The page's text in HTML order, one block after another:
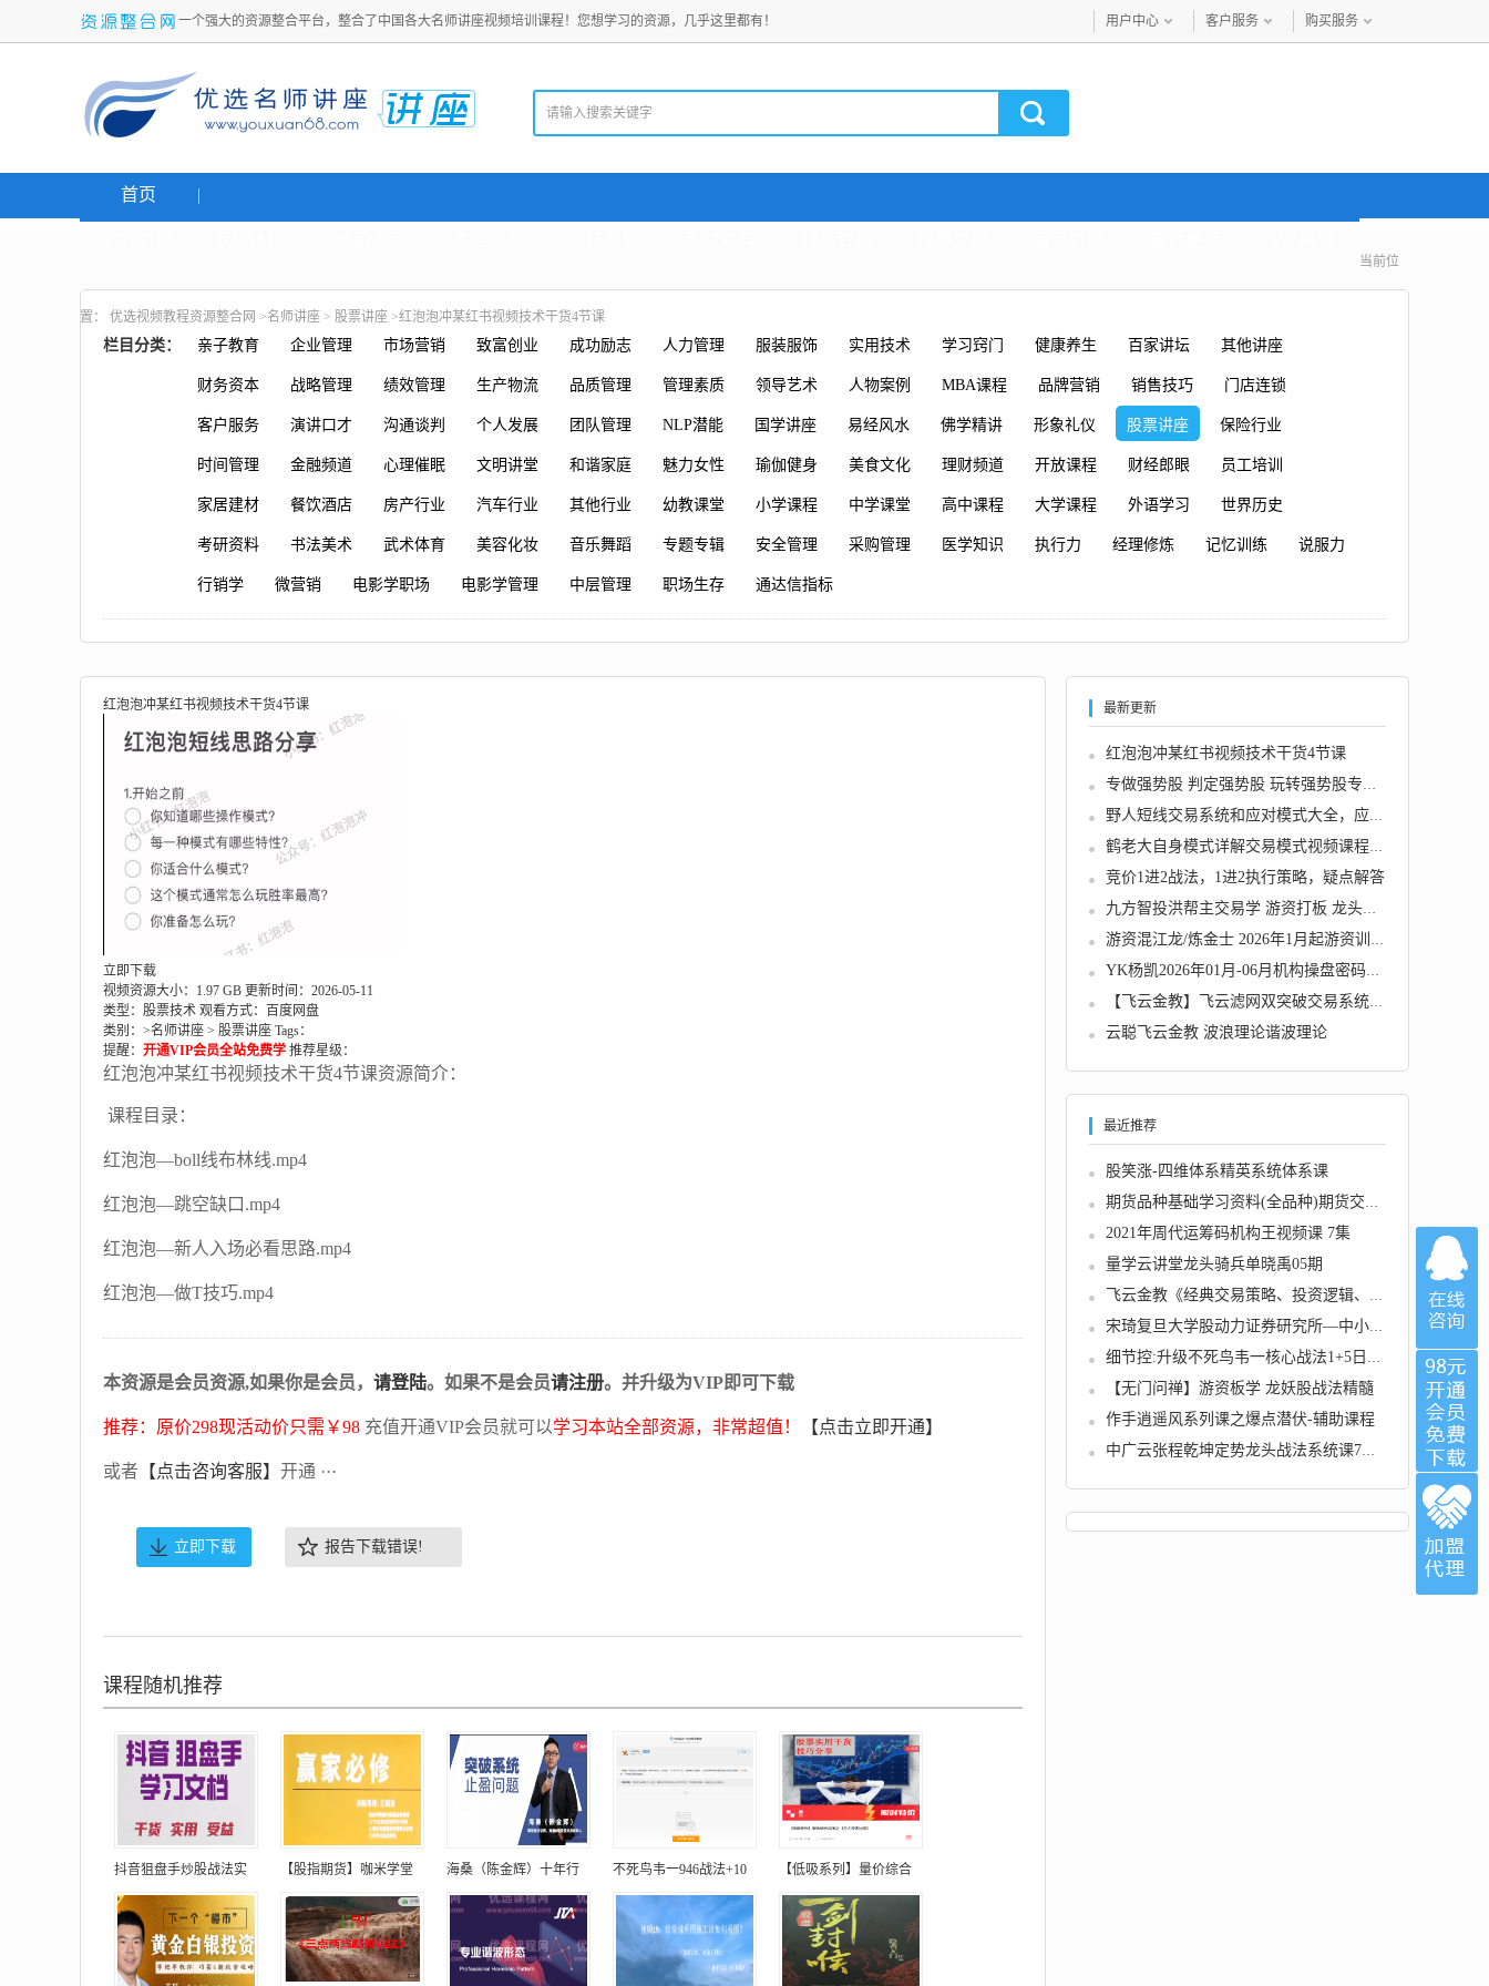
一个强大的资源整合平台，整合了中国各大名师讲座视频培训课程！您想学习的资源，几乎这里都有！ 用户中心 客户服务 购买服务
首页
当前位
置： 优选视频教程资源整合网 >名师讲座 > 股票讲座 >红泡泡冲某红书视频技术干货4节课
栏目分类： 亲子教育 企业管理 市场营销 致富创业 成功励志 人力管理 服装服饰 实用技术 学习窍门 健康养生 百家讲坛 其他讲座
财务资本 战略管理 绩效管理 生产物流 品质管理 管理素质 领导艺术 人物案例 MBA课程 品牌营销 销售技巧 门店连锁
客户服务 演讲口才 沟通谈判 个人发展 团队管理 NLP潜能 国学讲座 易经风水 佛学精讲 形象礼仪 股票讲座 保险行业
时间管理 金融频道 心理催眠 文明讲堂 和谐家庭 魅力女性 瑜伽健身 美食文化 理财频道 开放课程 财经郎眼 员工培训
家居建材 餐饮酒店 房产行业 汽车行业 其他行业 幼教课堂 小学课程 中学课堂 高中课程 大学课程 外语学习 世界历史
考研资料 书法美术 武术体育 美容化妆 音乐舞蹈 专题专辑 安全管理 采购管理 医学知识 执行力 经理修炼 记忆训练 说服力
行销学 微营销 电影学职场 电影学管理 中层管理 职场生存 通达信指标
红泡泡冲某红书视频技术干货4节课
立即下载
视频资源大小：1.97 GB 更新时间：2026-05-11
类型：股票技术 观看方式：百度网盘
类别：>名师讲座 > 股票讲座 Tags：
提醒： 开通VIP会员全站免费学 推荐星级：
红泡泡冲某红书视频技术干货4节课资源简介：
课程目录：
红泡泡—boll线布林线.mp4
红泡泡—跳空缺口.mp4
红泡泡—新人入场必看思路.mp4
红泡泡—做T技巧.mp4
本资源是会员资源,如果你是会员， 请登陆。如果不是会员请注册。并升级为VIP即可下载
推荐：原价298现活动价只需￥98 充值开通VIP会员就可以学习本站全部资源，非常超值！ 【点击立即开通】
或者 【点击咨询客服】 开通 ···
立即下载 报告下载错误!
课程随机推荐
抖音狙盘手炒股战法实 【股指期货】咖米学堂 海桑（陈金辉）十年行 不死鸟韦一946战法+10 【低吸系列】量价综合
最新更新
红泡泡冲某红书视频技术干货4节课
专做强势股 判定强势股 玩转强势股专题合集
野人短线交易系统和应对模式大全，应对各种盘...
鹤老大自身模式详解交易模式视频课程2025
竞价1进2战法，1进2执行策略，疑点解答
九方智投洪帮主交易学 游资打板 龙头战法 情绪...
游资混江龙/炼金士 2026年1月起游资训练营 龙...
YK杨凯2026年01月-06月机构操盘密码操盘策略提...
【飞云金教】飞云滤网双突破交易系统（13种高...
云聪飞云金教 波浪理论谐波理论
最近推荐
股笑涨-四维体系精英系统体系课
期货品种基础学习资料(全品种)期货交易手册
2021年周代运筹码机构王视频课 7集
量学云讲堂龙头骑兵单晓禹05期
飞云金教《经典交易策略、投资逻辑、交易系统...
宋琦复旦大学股动力证券研究所—中小股民实战...
细节控:升级不死鸟韦一核心战法1+5日黄金复盘...
【无门问禅】游资板学 龙妖股战法精髓
作手逍遥风系列课之爆点潜伏-辅助课程
中广云张程乾坤定势龙头战法系统课7节视频+大...